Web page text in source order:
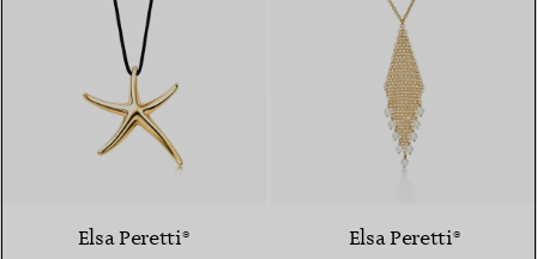
Elsa Peretti® Elsa Peretti®